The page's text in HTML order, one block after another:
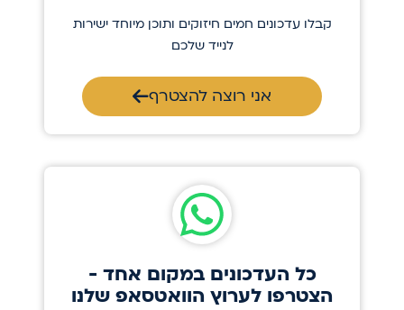
קבלו עדכונים חמים חיזוקים ותוכן מיוחד ישירות
לנייד שלכם
אני רוצה להצטרף
כל העדכונים במקום אחד -
הצטרפו לערוץ הוואטסאפ שלנו